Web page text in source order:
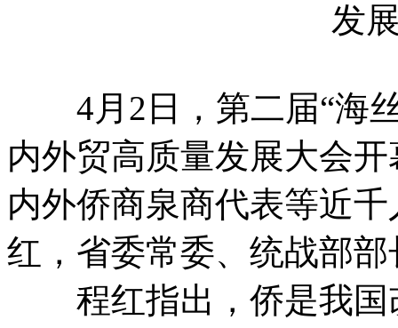
发
4月2日，第二届“海丝
内外贸高质量发展大会
内外侨商泉商代表等近
红，省委常委、统战部
程红指出，侨是我国